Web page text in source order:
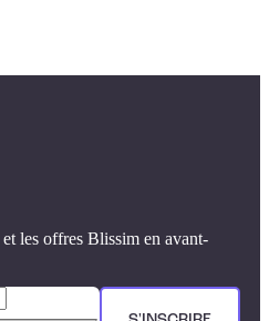
les offres Blissim en avant-